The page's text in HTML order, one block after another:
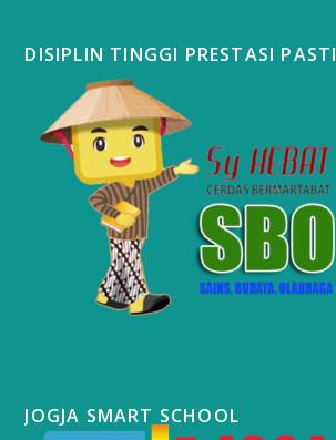
DISIPLIN TINGGI PRESTASI PASTI
JOGJA SMART SCHOOL